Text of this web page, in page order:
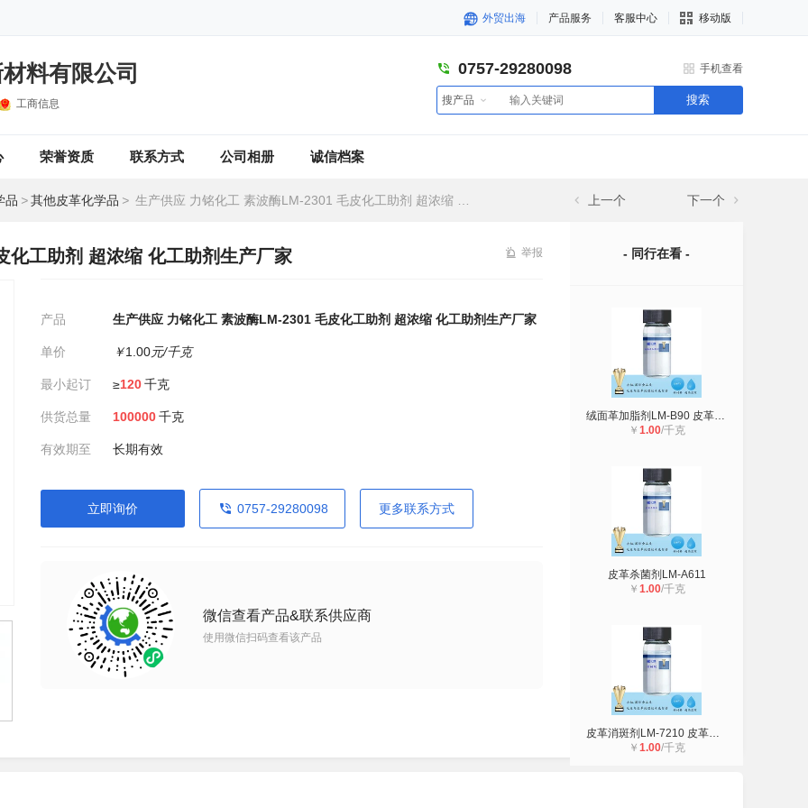
外贸出海 产品服务 客服中心 移动版
料有限公司
工商信息
0757-29280098 手机查看
搜产品 搜索
荣誉资质 联系方式 公司相册 诚信档案
品 >其他皮革化学品 > 生产供应 力铭化工 ​素波酶LM-2301 毛皮化工助剂 超浓缩 化工助剂生产厂家 上一个 下一个
化工助剂 超浓缩 化工助剂生产厂家 举报
产品 生产供应 力铭化工 ​素波酶LM-2301 毛皮化工助剂 超浓缩 化工助剂生产厂家
单价 ￥1.00元/千克
最小起订 ≥120千克
供货总量 100000千克
有效期至 长期有效
立即询价 0757-29280098 更多联系方式
微信查看产品&联系供应商
使用微信扫码查看该产品
- 同行在看 -
绒面革加脂剂LM-B90 皮革化工助剂 厂
￥ 1.00/千克
皮革杀菌剂LM-A611
￥ 1.00/千克
皮革消斑剂LM-7210 皮革化工助剂 厂
￥ 1.00/千克